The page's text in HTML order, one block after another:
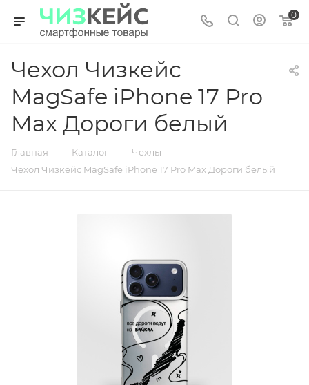
0
Чехол Чизкейс
MagSafe iPhone 17 Pro
Max Дороги белый
Главная — Каталог — Чехлы —
Чехол Чизкейс MagSafe iPhone 17 Pro Max Дороги белый